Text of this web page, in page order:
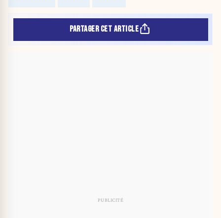
PARTAGER CET ARTICLE